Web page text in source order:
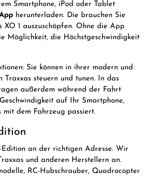
Smartphone, iPod oder Tablet
herunterladen. Die brauchen Sie
XO 1 auszuschöpfen. Ohne die App
Möglichkeit, die Höchstgeschwindigkeit
Sie können in ihrer modern und
steuern und tunen. In das
außerdem während der Fahrt
auf Ihr Smartphone,
dem Fahrzeug passiert.
an der richtigen Adresse. Wir
und anderen Herstellern an.
RC-Hubschrauber, Quadrocopter